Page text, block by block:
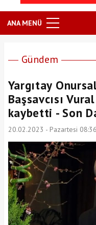
ANA MENÜ
Gündem
Yargıtay
Başsavcısı
kaybetti - Son
20.02.2023 - Pazartesi 08:36